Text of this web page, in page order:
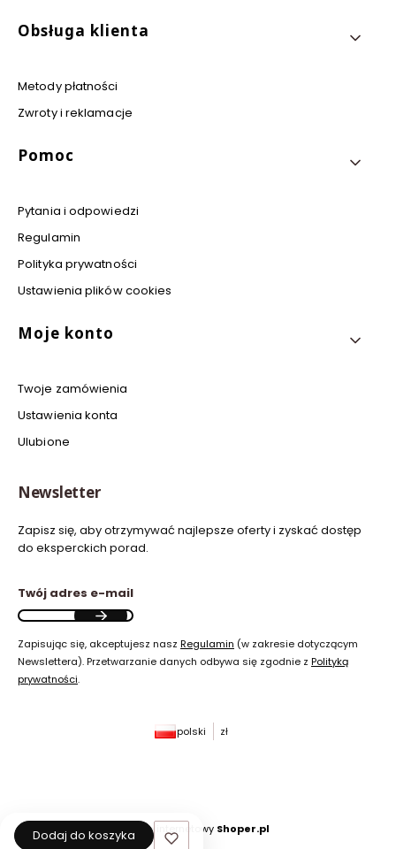
Obsługa klienta
Metody płatności
Zwroty i reklamacje
Pomoc
Pytania i odpowiedzi
Regulamin
Polityka prywatności
Ustawienia plików cookies
Moje konto
Twoje zamówienia
Ustawienia konta
Ulubione
Newsletter
Zapisz się, aby otrzymywać najlepsze oferty i zyskać dostęp
do eksperckich porad.
Twój adres e-mail
Zapisując się, akceptujesz nasz Regulamin (w zakresie dotyczącym
Newslettera). Przetwarzanie danych odbywa się zgodnie z Polityką
prywatności.
polski zł
Sklep internetowy Shoper.pl
Dodaj do koszyka